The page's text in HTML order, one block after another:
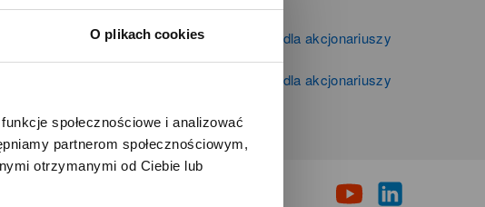
O plikach cookies
społecznościowe i analizować
partnerom społecznościowym,
otrzymanymi od Ciebie lub
Kontakt dla mediów
Informacje firmowe i dla akcjonariuszy
Zibi S.A.
Informacje firmowe i dla akcjonariuszy
i
witrynie,